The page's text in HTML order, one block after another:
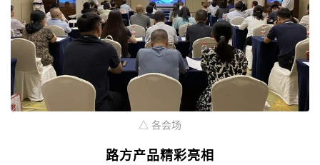
△ 各会场
路方产品精彩亮相